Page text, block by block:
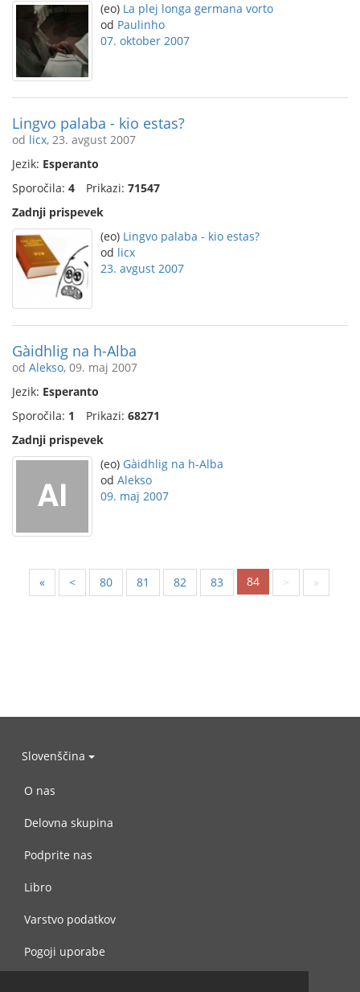
(eo) La plej longa germana vorto
od Paulinho
07. oktober 2007
Lingvo palaba - kio estas?
od licx, 23. avgust 2007
Jezik: Esperanto
Sporočila: 4 Prikazi: 71547
Zadnji prispevek
(eo) Lingvo palaba - kio estas?
od licx
23. avgust 2007
Gàidhlig na h-Alba
od Alekso, 09. maj 2007
Jezik: Esperanto
Sporočila: 1 Prikazi: 68271
Zadnji prispevek
(eo) Gàidhlig na h-Alba
od Alekso
09. maj 2007
« < 80 81 82 83 84 > »
Slovenščina
O nas
Delovna skupina
Podprite nas
Libro
Varstvo podatkov
Pogoji uporabe